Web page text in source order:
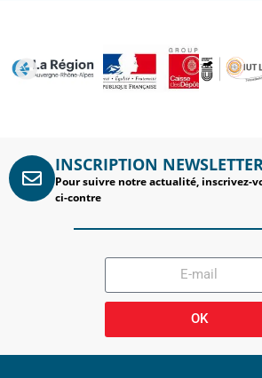
INSCRIPTION NEWSLETTER
Pour suivre notre actualité, inscrivez-
ci-contre
OK